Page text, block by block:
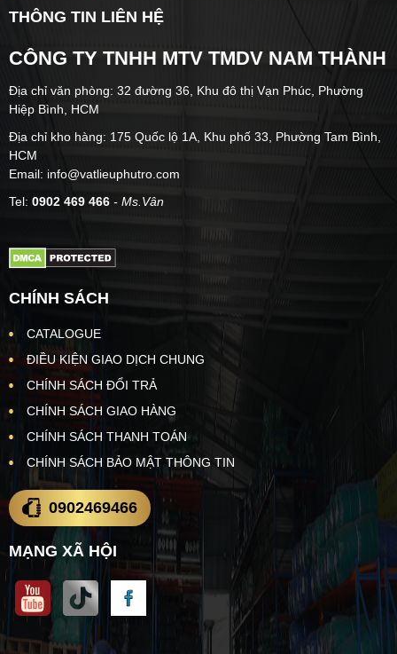
THÔNG TIN LIÊN HỆ
CÔNG TY TNHH MTV TMDV NAM THÀNH
Địa chỉ văn phòng: 32 đường 36, Khu đô thị Vạn Phúc, Phường
Hiệp Bình, HCM
Địa chỉ kho hàng: 175 Quốc lộ 1A, Khu phố 33, Phường Tam Bình,
HCM
Email: info@vatlieuphutro.com
Tel: 0902 469 466 - Ms.Vân
CHÍNH SÁCH
CATALOGUE
ĐIỀU KIỆN GIAO DỊCH CHUNG
CHÍNH SÁCH ĐỔI TRẢ
CHÍNH SÁCH GIAO HÀNG
CHÍNH SÁCH THANH TOÁN
CHÍNH SÁCH BẢO MẬT THÔNG TIN
0902469466
MẠNG XÃ HỘI